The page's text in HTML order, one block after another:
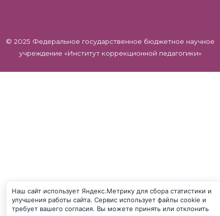
© 2025 Федеральное государственное бюджетное научное
учреждение «Институт коррекционной педагогики»
Наш сайт использует Яндекс.Метрику для сбора статистики и
улучшения работы сайта. Сервис использует файлы cookie и
требует вашего согласия. Вы можете принять или отклонить